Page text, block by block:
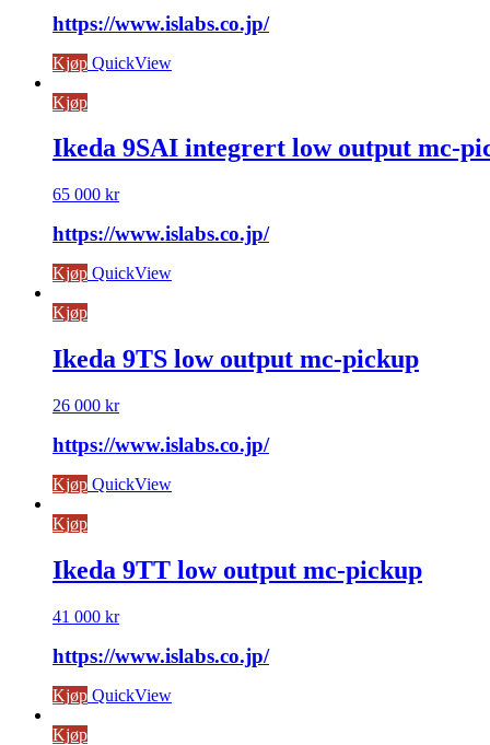
https://www.islabs.co.jp/
Kjøp QuickView
Kjøp
Ikeda 9SAI integrert low output mc-
65 000 kr
https://www.islabs.co.jp/
Kjøp QuickView
Kjøp
Ikeda 9TS low output mc-pickup
26 000 kr
https://www.islabs.co.jp/
Kjøp QuickView
Kjøp
Ikeda 9TT low output mc-pickup
41 000 kr
https://www.islabs.co.jp/
Kjøp QuickView
Kjøp